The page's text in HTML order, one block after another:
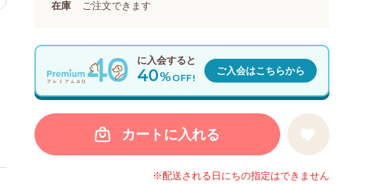
在庫 ご注文できます
カートに入れる
※配送される日にちの指定はできません
に入会すると
40%OFF!
ご入会はこちらから